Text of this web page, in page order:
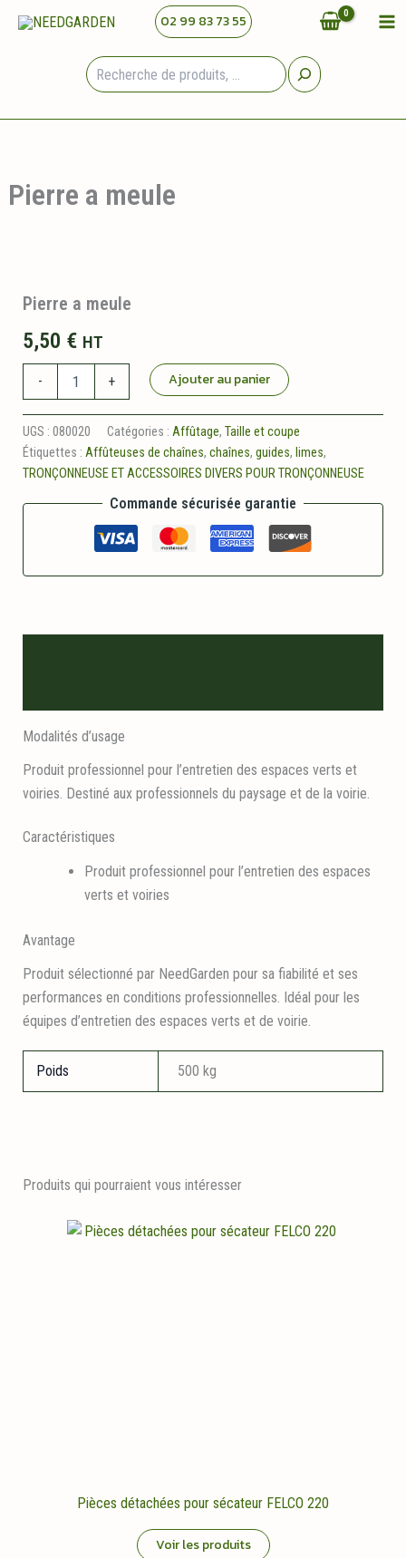
02 99 83 73 55
Pierre a meule
Pierre a meule
5,50 € HT
-
a
meule
+ Ajouter au panier
UGS : 080020 Catégories : Affûtage, Taille et coupe
Étiquettes : Affûteuses de chaînes, chaînes, guides, limes,
TRONÇONNEUSE ET ACCESSOIRES DIVERS POUR TRONÇONNEUSE
Commande sécurisée garantie
Modalités d’usage
Produit professionnel pour l’entretien des espaces verts et
voiries. Destiné aux professionnels du paysage et de la voirie.
Caractéristiques
Produit professionnel pour l’entretien des espaces
verts et voiries
Avantage
Produit sélectionné par NeedGarden pour sa fiabilité et ses
performances en conditions professionnelles. Idéal pour les
équipes d’entretien des espaces verts et de voirie.
Poids 500 kg
Produits qui pourraient vous intéresser
Pièces détachées pour sécateur FELCO 220
Voir les produits